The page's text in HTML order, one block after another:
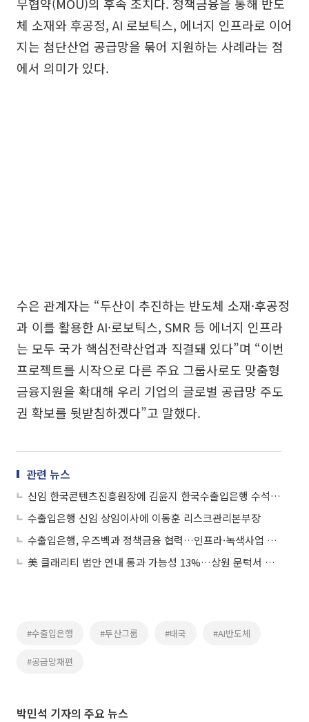
체 소재와 후공정, AI 로보틱스, 에너지 인프라로 이어
지는 첨단산업 공급망을 묶어 지원하는 사례라는 점
에서 의미가 있다.
수은 관계자는 “두산이 추진하는 반도체 소재·후공정
과 이를 활용한 AI·로보틱스, SMR 등 에너지 인프라
는 모두 국가 핵심전략산업과 직결돼 있다”며 “이번
프로젝트를 시작으로 다른 주요 그룹사로도 맞춤형
금융지원을 확대해 우리 기업의 글로벌 공급망 주도
권 확보를 뒷받침하겠다”고 말했다.
관련 뉴스
신임 한국콘텐츠진흥원장에 김윤지 한국수출입은행 수석연구원 임명
수출입은행 신임 상임이사에 이동훈 리스크관리본부장
수출입은행, 우즈벡과 정책금융 협력…인프라·녹색사업 지원
美 클래리티 법안 연내 통과 가능성 13%…상원 문턱서 제동
#수출입은행 #두산그룹 #태국 #AI반도체
#공급망재편
박민석 기자의 주요 뉴스